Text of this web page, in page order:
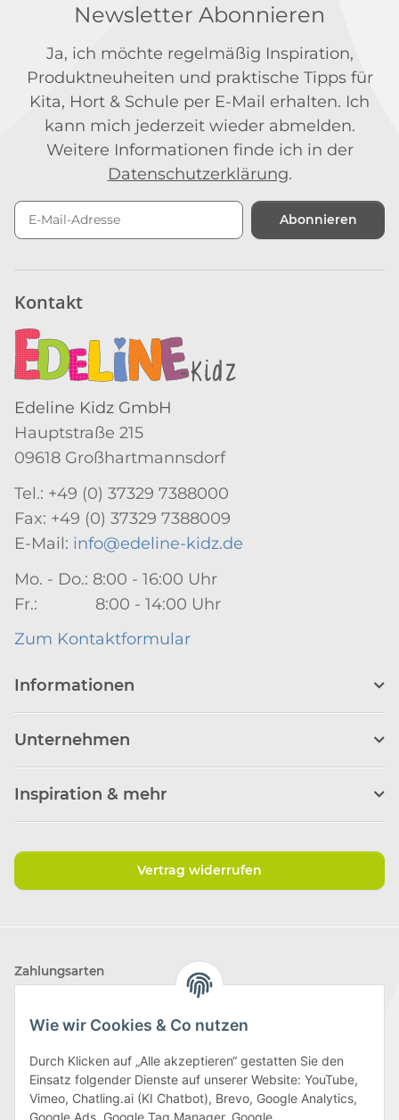
Wie wir Cookies & Co nutzen
Durch Klicken auf „Alle akzeptieren“ gestatten Sie den
Einsatz folgender Dienste auf unserer Website: YouTube,
Vimeo, Chatling.ai (KI Chatbot), Brevo, Google Analytics,
Newsletter Abonnieren
Ja, ich möchte regelmäßig Inspiration,
Produktneuheiten und praktische Tipps für
Kita, Hort & Schule per E-Mail erhalten. Ich
kann mich jederzeit wieder abmelden.
Weitere Informationen finde ich in der
Datenschutzerklärung.
Abonnieren
Kontakt
Edeline Kidz GmbH
Hauptstraße 215
09618 Großhartmannsdorf
Tel.: +49 (0) 37329 7388000
Fax: +49 (0) 37329 7388009
E-Mail: info@edeline-kidz.de
Mo. - Do.: 8:00 - 16:00 Uhr
Fr.: 8:00 - 14:00 Uhr
Zum Kontaktformular
Informationen
Unternehmen
Inspiration & mehr
Vertrag widerrufen
Zahlungsarten
Wir versenden mit